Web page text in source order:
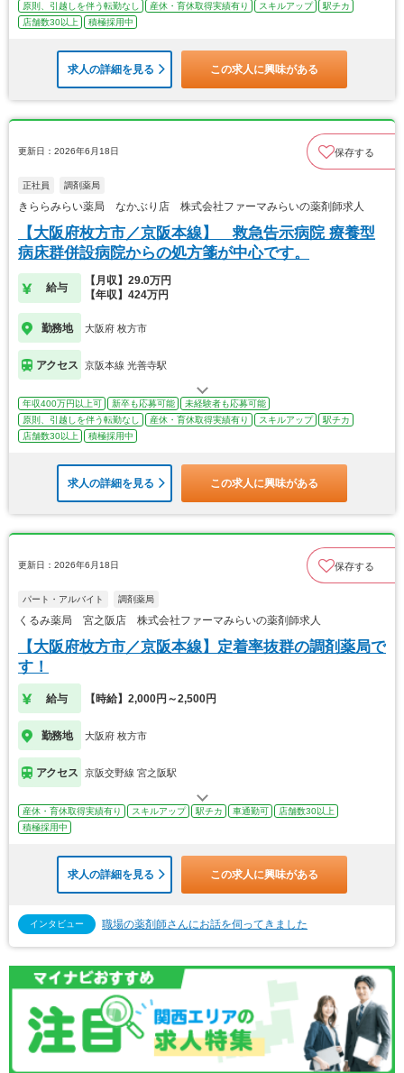
原則、引越しを伴う転勤なし
産休・育休取得実績有り スキルアップ
駅チカ
店舗数30以上
積極採用中
求人の詳細を見る この求人に興味がある
更新日：2026年6月18日 保存する
正社員 調剤薬局
きららみらい薬局 なかぶり店 株式会社ファーマみらいの薬剤師求人
【大阪府枚方市／京阪本線】 救急告示病院 療養型
病床群併設病院からの処方箋が中心です。
給与
【月収】29.0万円
【年収】424万円
勤務地 大阪府 枚方市
アクセス 京阪本線 光善寺駅
年収400万円以上可 新卒も応募可能
未経験者も応募可能
原則、引越しを伴う転勤なし
産休・育休取得実績有り スキルアップ
駅チカ
店舗数30以上
積極採用中
求人の詳細を見る この求人に興味がある
更新日：2026年6月18日 保存する
パート・アルバイト 調剤薬局
くるみ薬局 宮之阪店 株式会社ファーマみらいの薬剤師求人
【大阪府枚方市／京阪本線】定着率抜群の調剤薬局で
す！
給与 【時給】2,000円～2,500円
勤務地 大阪府 枚方市
アクセス 京阪交野線 宮之阪駅
産休・育休取得実績有り スキルアップ 駅チカ 車通勤可
店舗数30以上
積極採用中
求人の詳細を見る この求人に興味がある
インタビュー 職場の薬剤師さんにお話を伺ってきました